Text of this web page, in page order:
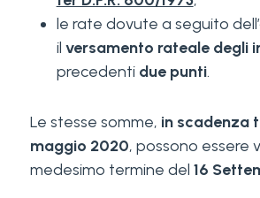
le rate dovute a seguito
il versamento rateale degli
precedenti due punti.
Le stesse somme, in scadenza
maggio 2020, possono essere
medesimo termine del 16